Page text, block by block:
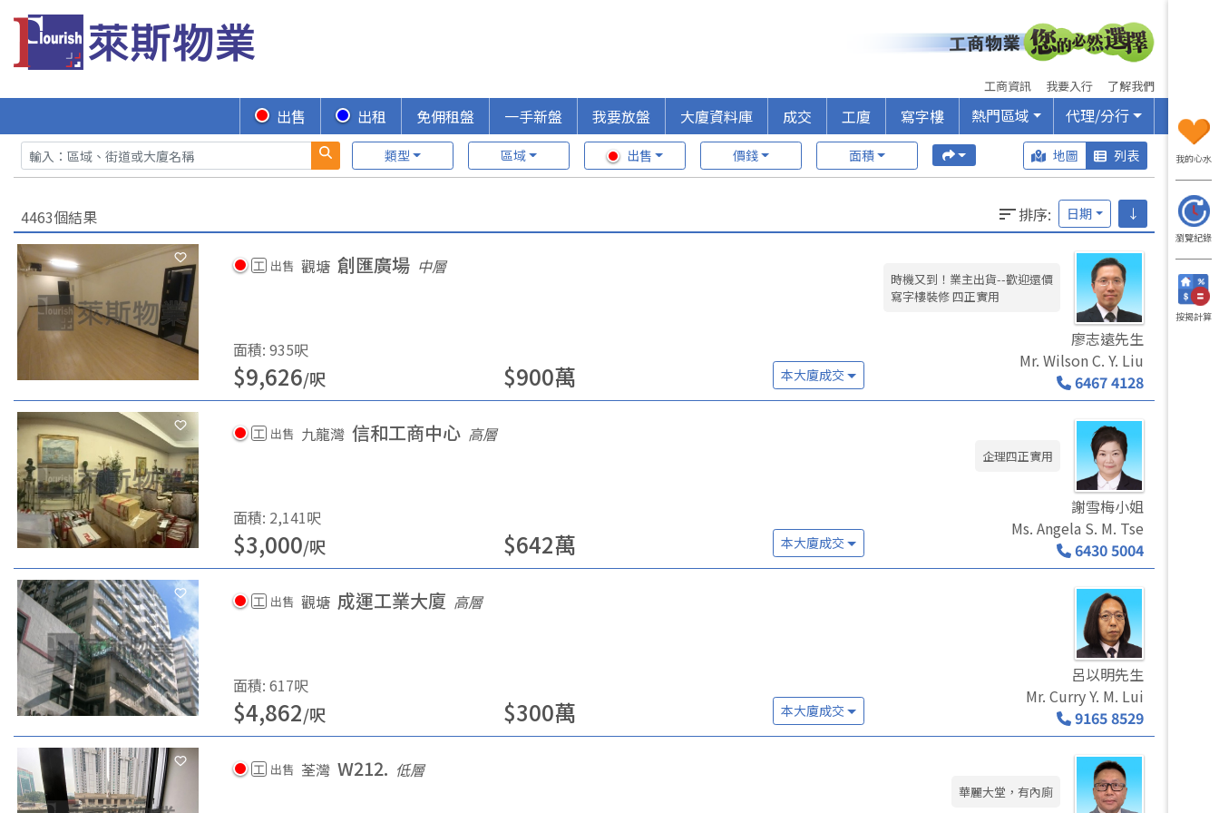
工商資訊 我要入行 了解我們
出售 出租 免佣租盤 一手新盤 我要放盤 大廈資料庫 成交 工廈 寫字樓 熱門區域 代理/分行
類型 區域 出售 價錢 面積 地圖 列表
4463個結果 排序: 日期 ↓
工 出售 觀塘 創匯廣場 中層
面積: 935呎
$9,626/呎 $900萬 本大廈成交
時機又到！業主出貨--歡迎還價
寫字樓裝修 四正實用
廖志遠先生
Mr. Wilson C. Y. Liu
6467 4128
工 出售 九龍灣 信和工商中心 高層
面積: 2,141呎
$3,000/呎 $642萬 本大廈成交
企理四正實用
謝雪梅小姐
Ms. Angela S. M. Tse
6430 5004
工 出售 觀塘 成運工業大廈 高層
面積: 617呎
$4,862/呎 $300萬 本大廈成交
呂以明先生
Mr. Curry Y. M. Lui
9165 8529
工 出售 荃灣 W212. 低層
華麗大堂，有內廁
我的心水
瀏覽紀錄
按揭計算